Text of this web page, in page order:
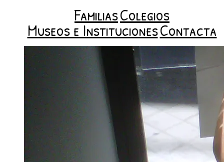
FamiliasColegios
Museos e InstitucionesContacta